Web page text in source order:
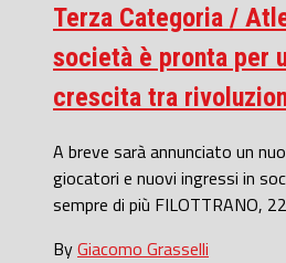
Terza Categoria /
società è pronta per
crescita tra
A breve sarà annunciato un
giocatori e nuovi ingressi in
sempre di più FILOTTRANO,
ByGiacomo Grasselli